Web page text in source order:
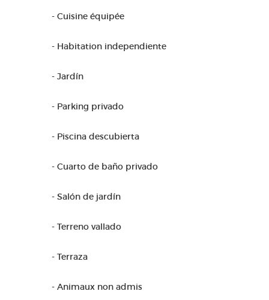
- Cuisine équipée
- Habitation independiente
- Jardín
- Parking privado
- Piscina descubierta
- Cuarto de baño privado
- Salón de jardín
- Terreno vallado
- Terraza
- Animaux non admis